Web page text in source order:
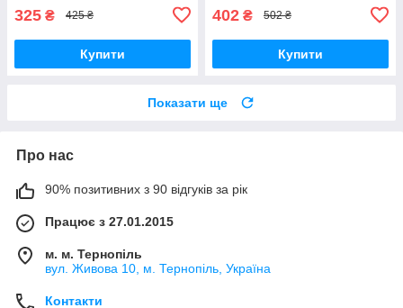
325 ₴ 425 ₴
Купити
402 ₴ 502 ₴
Купити
Показати ще
Про нас
90% позитивних з 90 відгуків за рік
Працює з 27.01.2015
м. м. Тернопіль
вул. Живова 10, м. Тернопіль, Україна
Контакти